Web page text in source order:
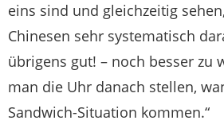
eins sind und gleichzeitig
Chinesen sehr systematisch
übrigens gut! – noch besser zu
man die Uhr danach stellen,
Sandwich-Situation kommen.“